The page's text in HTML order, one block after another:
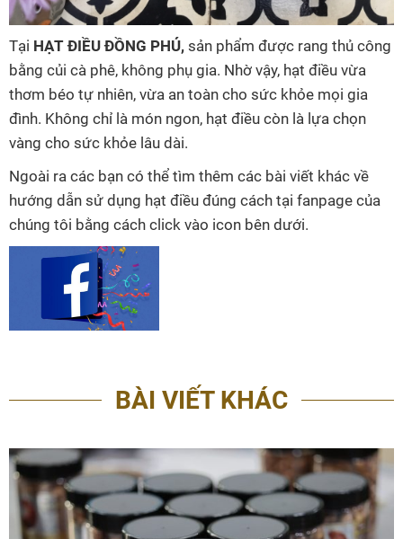
Tại HẠT ĐIỀU ĐỒNG PHÚ, sản phẩm được rang thủ công
bằng củi cà phê, không phụ gia. Nhờ vậy, hạt điều vừa
thơm béo tự nhiên, vừa an toàn cho sức khỏe mọi gia
đình. Không chỉ là món ngon, hạt điều còn là lựa chọn
vàng cho sức khỏe lâu dài.
Ngoài ra các bạn có thể tìm thêm các bài viết khác về
hướng dẫn sử dụng hạt điều đúng cách tại fanpage của
chúng tôi bằng cách click vào icon bên dưới.
BÀI VIẾT KHÁC